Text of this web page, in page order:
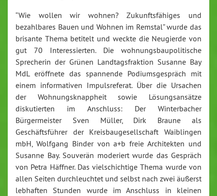
“Wie wollen wir wohnen? Zukunftsfähiges und
bezahlbares Bauen und Wohnen im Remstal” wurde das
brisante Thema betitelt und weckte die Neugierde von
gut 70 Interessierten. Die wohnungsbaupolitische
Sprecherin der Grünen Landtagsfraktion Susanne Bay
MdL eröffnete das spannende Podiumsgespräch mit
einem informativen Impulsreferat. Über die Ursachen
der Wohnungsknappheit sowie Lösungsansätze
diskutierten im Anschluss: Der Winterbacher
Bürgermeister Sven Müller, Dirk Braune als
Geschäftsführer der Kreisbaugesellschaft Waiblingen
mbH, Wolfgang Binder von a+b freie Architekten und
Susanne Bay. Souverän moderiert wurde das Gespräch
von Petra Häffner. Das vielschichtige Thema wurde von
allen Seiten durchleuchtet und selbst nach zwei äußerst
lebhaften Stunden wurde im Anschluss in kleinen